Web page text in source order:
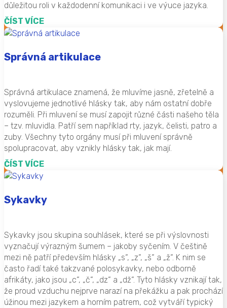
důležitou roli v každodenní komunikaci i ve výuce jazyka.
ČÍST VÍCE
Správná artikulace
Správná artikulace znamená, že mluvíme jasně, zřetelně a
vyslovujeme jednotlivé hlásky tak, aby nám ostatní dobře
rozuměli. Při mluvení se musí zapojit různé části našeho těla
– tzv. mluvidla. Patří sem například rty, jazyk, čelisti, patro a
zuby. Všechny tyto orgány musí při mluvení správně
spolupracovat, aby vznikly hlásky tak, jak mají.
ČÍST VÍCE
Sykavky
Sykavky jsou skupina souhlásek, které se při výslovnosti
vyznačují výrazným šumem – jakoby syčením. V češtině
mezi ně patří především hlásky „s“, „z“, „š“ a „ž“. K nim se
často řadí také takzvané polosykavky, nebo odborně
afrikáty, jako jsou „c“, „č“, „dz“ a „dž“. Tyto hlásky vznikají tak,
že proud vzduchu nejprve narazí na překážku a pak prochází
úžinou mezi jazykem a horním patrem, což vytváří typický